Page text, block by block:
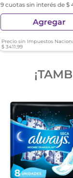
9 cuotas sin interés de $
Agregar
Precio sin Impuestos
$ 3411,99